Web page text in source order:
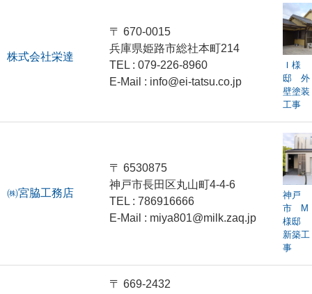
株式会社栄達
〒 670-0015
兵庫県姫路市総社本町214
TEL : 079-226-8960
E-Mail : info@ei-tatsu.co.jp
Ｉ様
邸 外
壁塗装
工事
㈱宮脇工務店
〒 6530875
神戸市長田区丸山町4-4-6
TEL : 786916666
E-Mail : miya801@milk.zaq.jp
神戸
市 M
様邸
新築工
事
〒 669-2432